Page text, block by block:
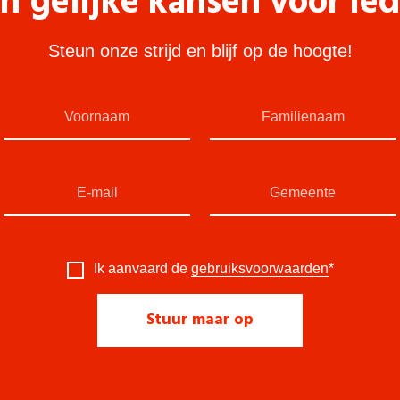
Steun onze strijd en blijf op de hoogte!
Ik aanvaard de gebruiksvoorwaarden*